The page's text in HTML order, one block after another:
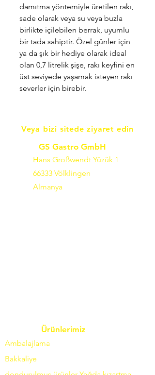
damıtma yöntemiyle üretilen rakı,
sade olarak veya su veya buzla
birlikte içilebilen berrak, uyumlu
bir tada sahiptir. Özel günler için
ya da şık bir hediye olarak ideal
olan 0,7 litrelik şişe, rakı keyfini en
üst seviyede yaşamak isteyen rakı
severler için birebir.
Veya bizi sitede ziyaret edin
GS Gastro GmbH
Hans Großwendt Yüzük 1
66333 Völklingen
Almanya
Ürünlerimiz
Ambalajlama
Bakkaliye